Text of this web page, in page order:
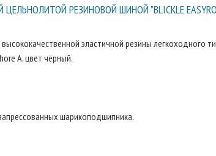
РЕЗИНОВОЙ ШИНОЙ "BLICKLE
эластичной резины легкоходного
A, цвет чёрный.
шарикоподшипника.